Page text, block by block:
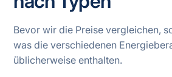
Bevor wir die Preise vergleichen,
was die verschiedenen
üblicherweise enthalten.